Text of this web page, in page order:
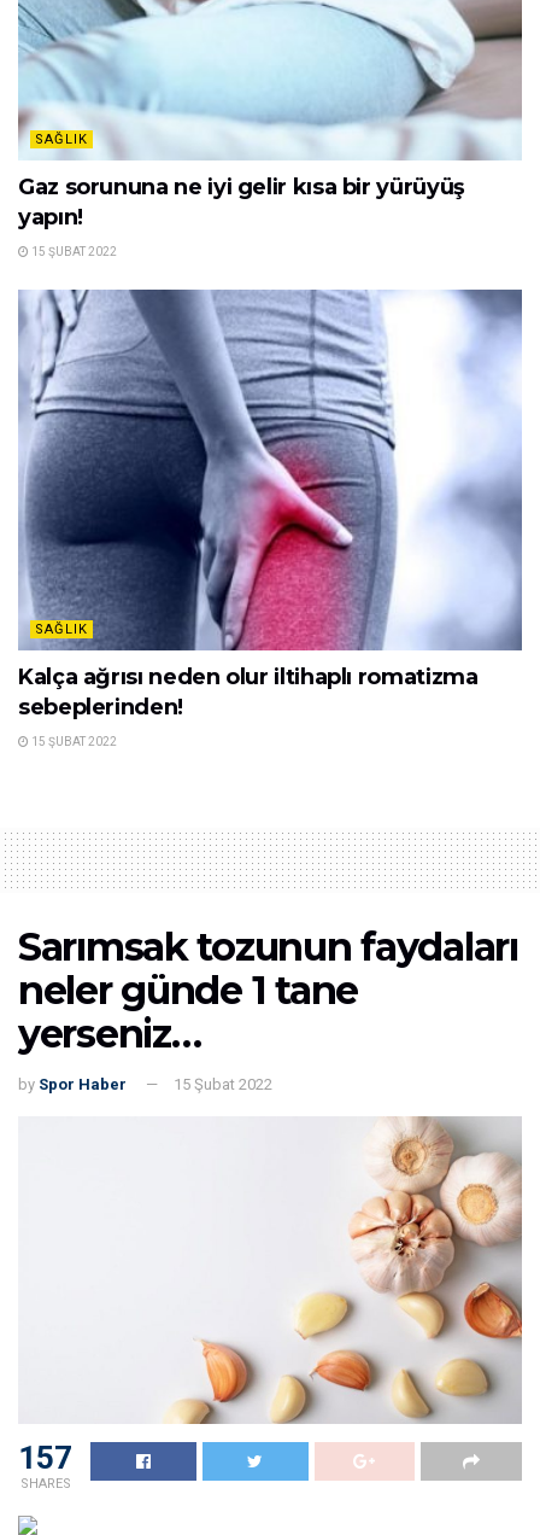
SAĞLIK
Gaz sorununa ne iyi gelir kısa bir yürüyüş
yapın!
15 ŞUBAT 2022
SAĞLIK
Kalça ağrısı neden olur iltihaplı romatizma
sebeplerinden!
15 ŞUBAT 2022
Sarımsak tozunun faydaları
neler günde 1 tane
yerseniz…
by Spor Haber 15 Şubat 2022
157
SHARES